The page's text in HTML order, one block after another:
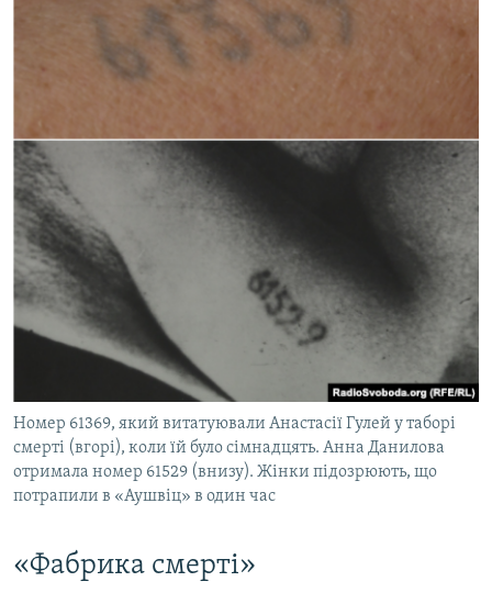
Номер 61369, який витатуювали Анастасії Гулей у таборі
смерті (вгорі), коли їй було сімнадцять. Анна Данилова
отримала номер 61529 (внизу). Жінки підозрюють, що
потрапили в «Аушвіц» в один час
«Фабрика смерті»